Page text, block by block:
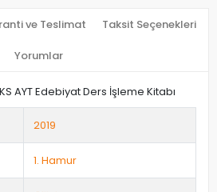
ve Teslimat Taksit Seçenekleri
Yorumlar
AYT Edebiyat Ders İşleme Kitabı
2019
1. Hamur